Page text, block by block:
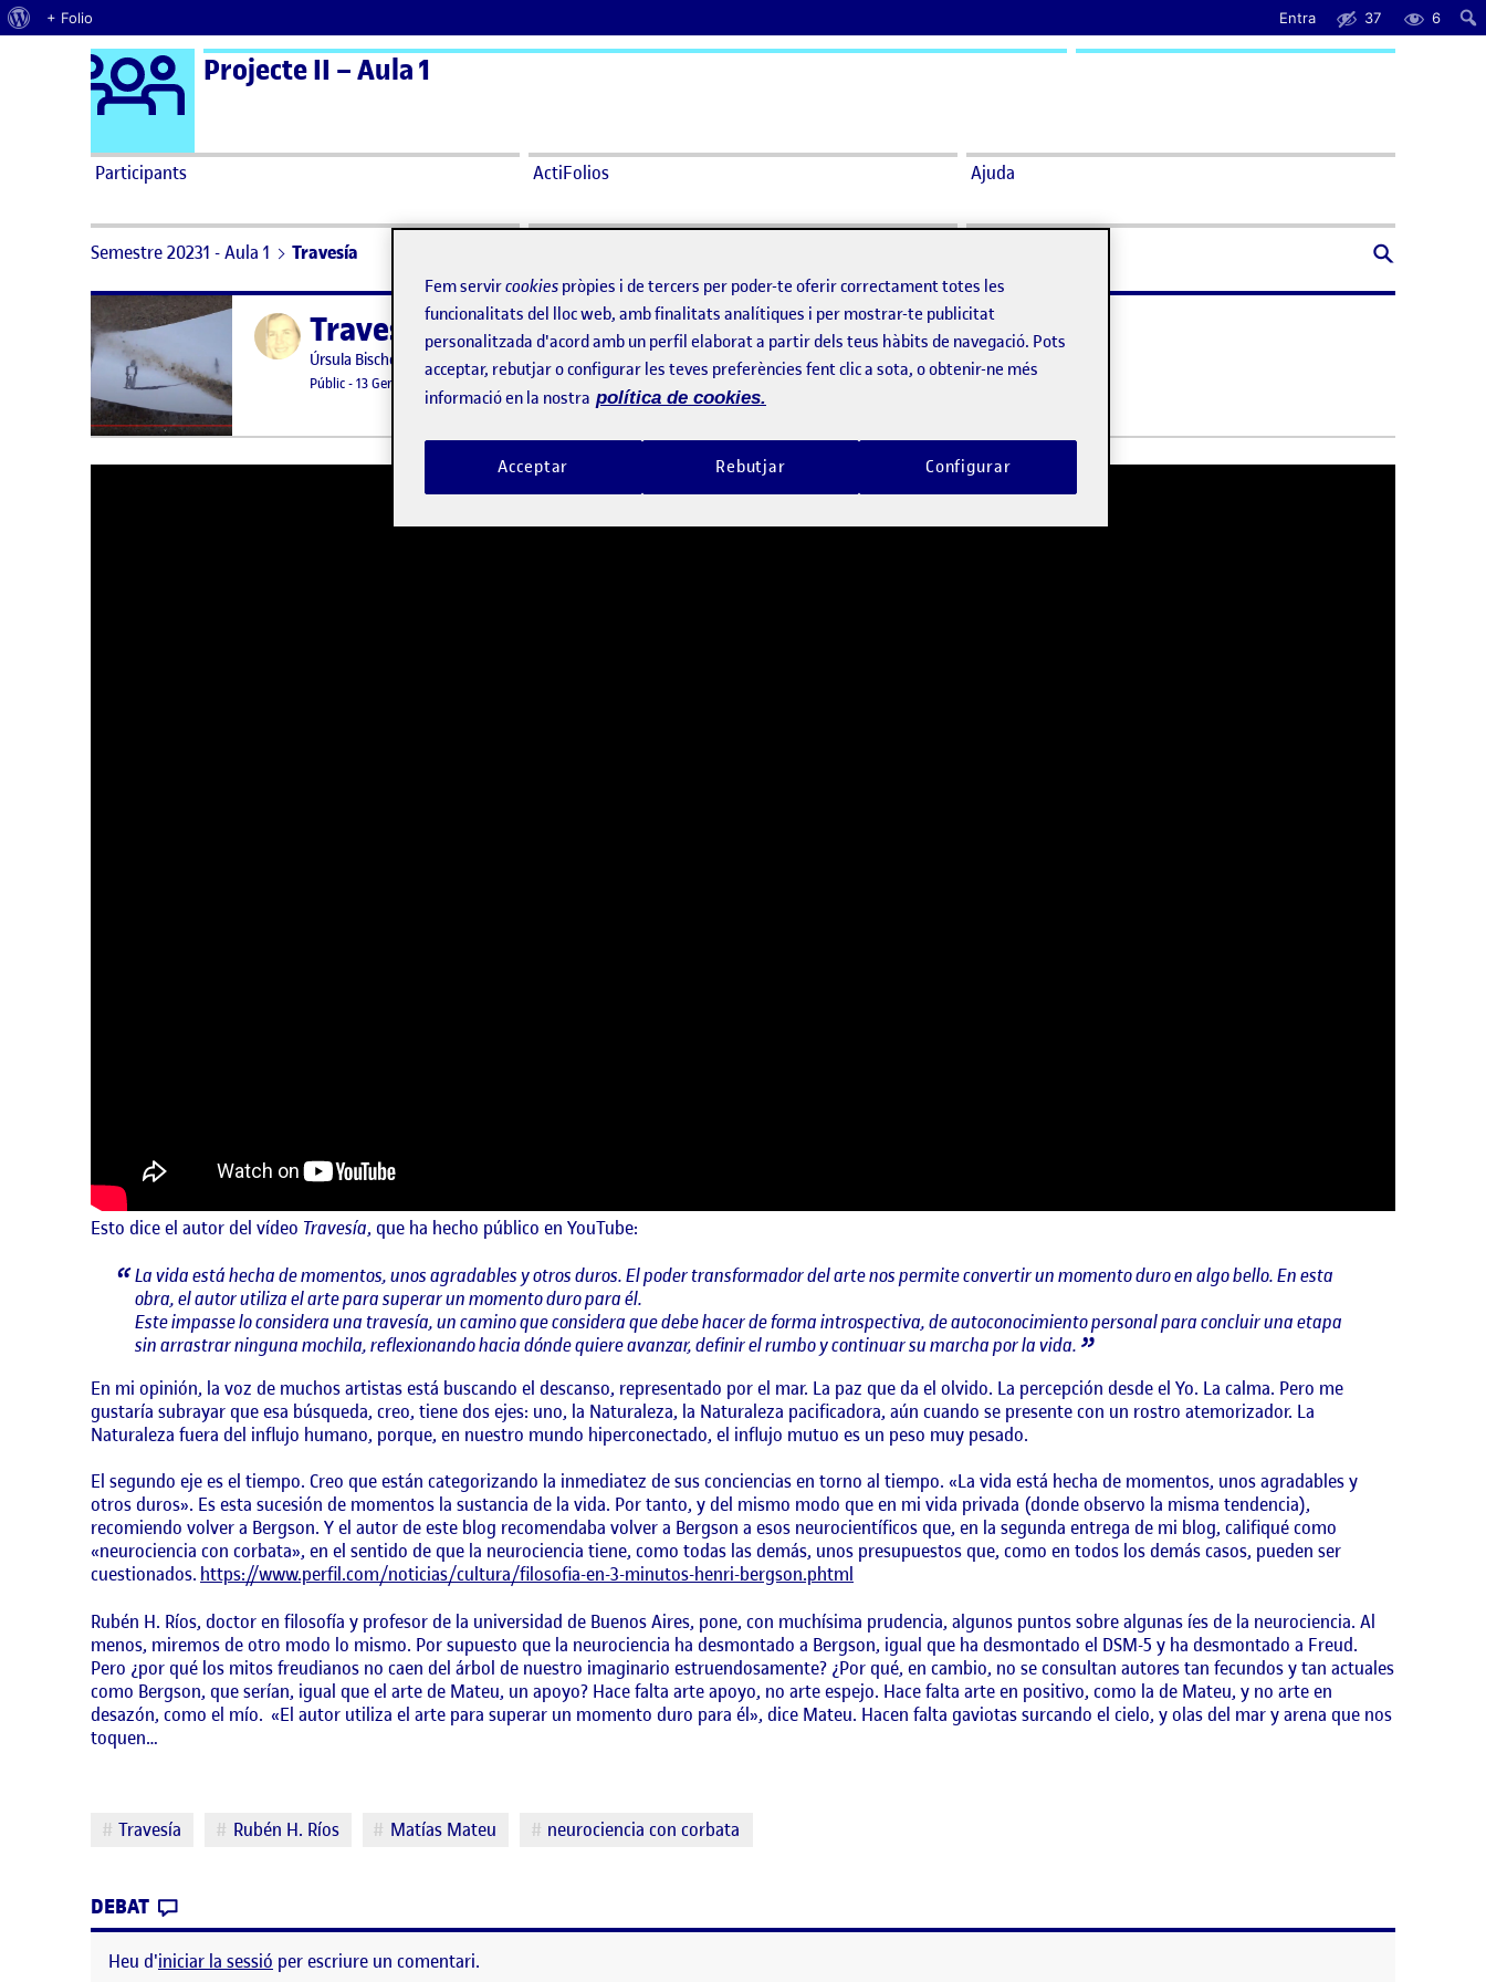
Quant al WordPress
+ Folio Entra 37 6
Saltar al contingut Logo Ágora
Projecte II – Aula 1
Participants ActiFolios Ajuda
Semestre 20231 - Aula 1 Travesía
Publicat perTravesía
Publicat per
Úrsula Bischofberger Valdes
Visibilitat:
Públic-Data de publicació
13 Gen. 2024 13 gener, 2024 1:42 am
comentari el Travesía
Esto dice el autor del vídeo Travesía, que ha hecho público en YouTube:
La vida está hecha de momentos, unos agradables y otros duros. El poder transformador del arte nos permite convertir un momento duro en algo bello. En esta
obra, el autor utiliza el arte para superar un momento duro para él.
Este impasse lo considera una travesía, un camino que considera que debe hacer de forma introspectiva, de autoconocimiento personal para concluir una etapa
sin arrastrar ninguna mochila, reflexionando hacia dónde quiere avanzar, definir el rumbo y continuar su marcha por la vida.
En mi opinión, la voz de muchos artistas está buscando el descanso, representado por el mar. La paz que da el olvido. La percepción desde el Yo. La calma. Pero me
gustaría subrayar que esa búsqueda, creo, tiene dos ejes: uno, la Naturaleza, la Naturaleza pacificadora, aún cuando se presente con un rostro atemorizador. La
Naturaleza fuera del influjo humano, porque, en nuestro mundo hiperconectado, el influjo mutuo es un peso muy pesado.
El segundo eje es el tiempo. Creo que están categorizando la inmediatez de sus conciencias en torno al tiempo. «La vida está hecha de momentos, unos agradables y
otros duros». Es esta sucesión de momentos la sustancia de la vida. Por tanto, y del mismo modo que en mi vida privada (donde observo la misma tendencia),
recomiendo volver a Bergson. Y el autor de este blog recomendaba volver a Bergson a esos neurocientíficos que, en la segunda entrega de mi blog, califiqué como
«neurociencia con corbata», en el sentido de que la neurociencia tiene, como todas las demás, unos presupuestos que, como en todos los demás casos, pueden ser
cuestionados. https://www.perfil.com/noticias/cultura/filosofia-en-3-minutos-henri-bergson.phtml
Rubén H. Ríos, doctor en filosofía y profesor de la universidad de Buenos Aires, pone, con muchísima prudencia, algunos puntos sobre algunas íes de la neurociencia. Al
menos, miremos de otro modo lo mismo. Por supuesto que la neurociencia ha desmontado a Bergson, igual que ha desmontado el DSM-5 y ha desmontado a Freud.
Pero ¿por qué los mitos freudianos no caen del árbol de nuestro imaginario estruendosamente? ¿Por qué, en cambio, no se consultan autores tan fecundos y tan actuales
como Bergson, que serían, igual que el arte de Mateu, un apoyo? Hace falta arte apoyo, no arte espejo. Hace falta arte en positivo, como la de Mateu, y no arte en
desazón, como el mío. «El autor utiliza el arte para superar un momento duro para él», dice Mateu. Hacen falta gaviotas surcando el cielo, y olas del mar y arena que nos
toquen…
Etiquetes
Travesía Rubén H. Ríos Matías Mateu neurociencia con corbata
DEBAT
Heu d'iniciar la sessió per escriure un comentari.
Fem servircookies pròpies i de tercers per poder-te oferir correctament totes les
funcionalitats del lloc web, amb finalitats analítiques i per mostrar-te publicitat
personalitzada d'acord amb un perfil elaborat a partir dels teus hàbits de navegació. Pots
acceptar, rebutjar o configurar les teves preferències fent clic a sota, o obtenir-ne més
informació en la nostra política de cookies.
Rebutjar
Acceptar Configurar